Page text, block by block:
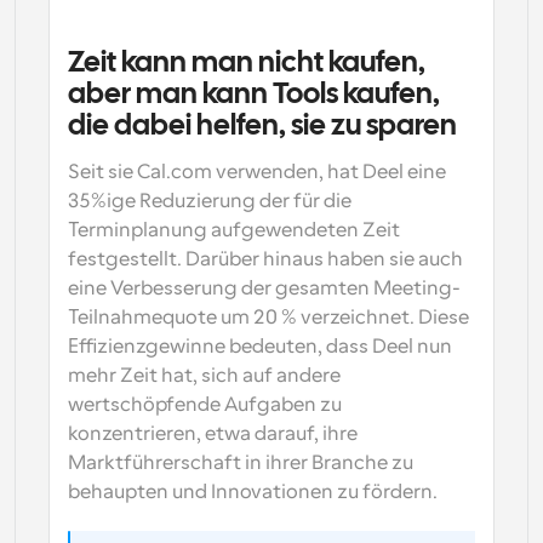
Zeit kann man nicht kaufen,
aber man kann Tools kaufen,
die dabei helfen, sie zu sparen
Seit sie Cal.com verwenden, hat Deel eine
35%ige Reduzierung der für die
Terminplanung aufgewendeten Zeit
festgestellt. Darüber hinaus haben sie auch
eine Verbesserung der gesamten Meeting-
Teilnahmequote um 20 % verzeichnet. Diese
Effizienzgewinne bedeuten, dass Deel nun
mehr Zeit hat, sich auf andere
wertschöpfende Aufgaben zu
konzentrieren, etwa darauf, ihre
Marktführerschaft in ihrer Branche zu
behaupten und Innovationen zu fördern.